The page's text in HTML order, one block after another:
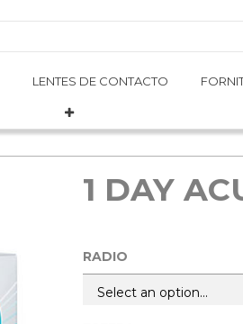
LENTES DE CONTACTO
LENTES DE CONTACTO
1 DAY
RADIO